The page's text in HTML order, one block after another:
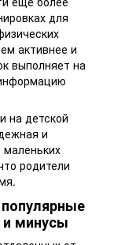
для
активнее и
выполняет на
на детской
и
маленьких
родители
минусы